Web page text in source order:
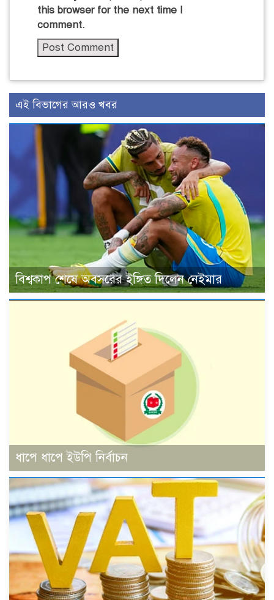
this browser for the next time I
comment.
এই বিভাগের আরও খবর
বিশ্বকাপ শেষে অবসরের ইঙ্গিত দিলেন নেইমার
ধাপে ধাপে ইউপি নির্বাচন